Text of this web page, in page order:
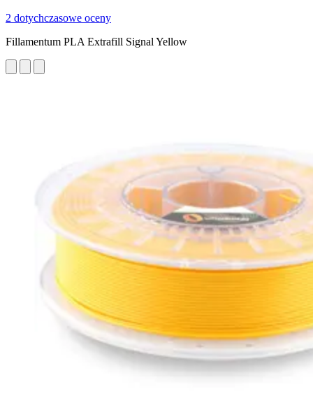
2 dotychczasowe oceny
Fillamentum PLA Extrafill Signal Yellow